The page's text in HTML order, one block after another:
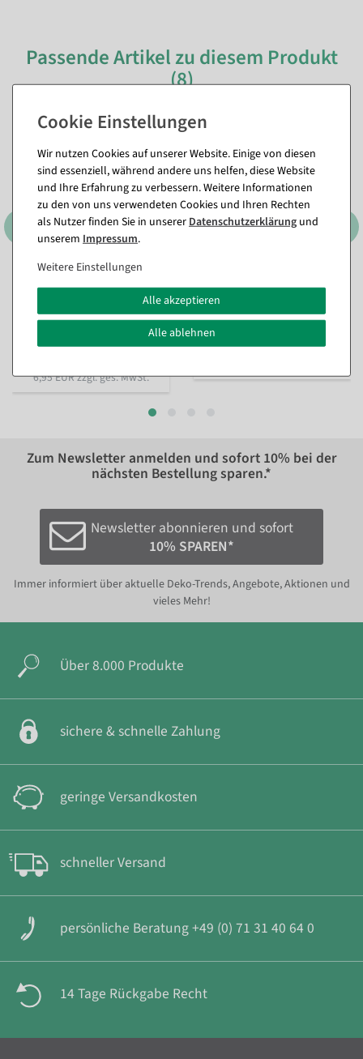
Passende Artikel zu diesem Produkt
(8)
%
Streublütenmix 60 Stück
Sofort versandfähig.
10,65 €
6,95 EUR zzgl. ges. MwSt.
Halbbogen in peach
Sofort versandfähig.
464,10 €
Zum Newsletter anmelden und sofort 10% bei der
nächsten Bestellung sparen.*
Newsletter abonnieren und sofort
10% SPAREN*
Immer informiert über aktuelle Deko-Trends, Angebote, Aktionen und
vieles Mehr!
Über 8.000 Produkte
sichere & schnelle Zahlung
geringe Versandkosten
schneller Versand
persönliche Beratung +49 (0) 71 31 40 64 0
14 Tage Rückgabe Recht
Wir nutzen Cookies auf unserer Website. Einige von diesen
sind essenziell, während andere uns helfen, diese Website
und Ihre Erfahrung zu verbessern. Weitere Informationen
zu den von uns verwendeten Cookies und Ihren Rechten
als Nutzer finden Sie in unsererDaten­schutz­erklärung und
unserem Impressum.
Weitere Einstellungen
Alle akzeptieren
Alle ablehnen